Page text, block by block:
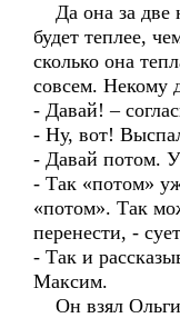
Да она за две
будет теплее,
сколько она
совсем. Некому
- Давай! –
- Ну, вот!
- Давай потом.
- Так «потом»
«потом». Так
перенести, -
- Так и
Максим.
Он взял